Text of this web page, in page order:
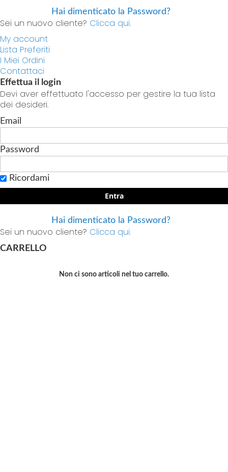
Hai dimenticato la Password?
Sei un nuovo cliente? Clicca qui.
My account
Lista Preferiti
I Miei Ordini
Contattaci
Effettua il login
Devi aver effettuato l'accesso per gestire la tua lista
dei desideri.
Email
Password
Ricordami
Entra
Hai dimenticato la Password?
Sei un nuovo cliente? Clicca qui.
CARRELLO
Non ci sono articoli nel tuo carrello.